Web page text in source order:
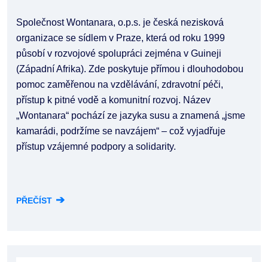
Společnost Wontanara, o.p.s. je česká nezisková
organizace se sídlem v Praze, která od roku 1999
působí v rozvojové spolupráci zejména v Guineji
(Západní Afrika). Zde poskytuje přímou i dlouhodobou
pomoc zaměřenou na vzdělávání, zdravotní péči,
přístup k pitné vodě a komunitní rozvoj. Název
„Wontanara“ pochází ze jazyka susu a znamená „jsme
kamarádi, podržíme se navzájem“ – což vyjadřuje
přístup vzájemné podpory a solidarity.
PŘEČÍST ➔